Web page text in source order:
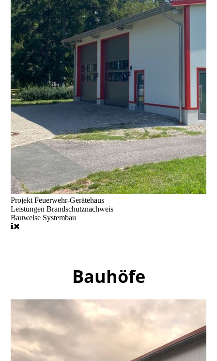
ProjektFeuerwehr-Gerätehaus
LeistungenBrandschutznachweis
Bauweise Systembau
Bauhöfe